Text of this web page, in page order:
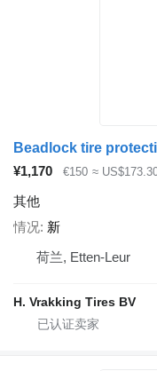
Beadlock tire
¥1,170
€150 ≈
其他
情况 新
荷兰, Etten-Leur
H. Vrakking Tires BV